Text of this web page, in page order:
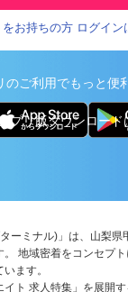
お持ちの方 ログイン
のご利用でもっと便
プリ版ダウンロード
ーミナル)」は、山梨
地域密着をコンセプ
ます。
ト 求人特集」を展開